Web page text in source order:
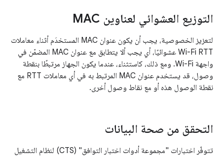
التوزيع العشوائي لعناوين MAC
لتعزيز الخصوصية، يجب أن يكون عنوان MAC المستخدَم أثناء معاملات
Wi-Fi RTT عشوائيًا، أي يجب ألا يتطابق مع عنوان MAC المضمّن في
واجهة Wi-Fi. ومع ذلك، كاستثناء، عندما يكون الجهاز مرتبطًا بنقطة
وصول، قد يستخدم عنوان MAC المرتبط به في أي معاملات RTT مع
نقطة الوصول هذه أو مع نقاط وصول أخرى.
التحقق من صحة البيانات
تتوفّر اختبارات "مجموعة أدوات اختبار التوافق" (CTS) لنظام التشغيل